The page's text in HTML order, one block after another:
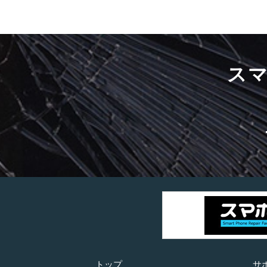
ス
トップ サ